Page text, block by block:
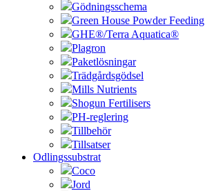
Gödningsschema
Green House Powder Feeding
GHE®/Terra Aquatica®
Plagron
Paketlösningar
Trädgårdsgödsel
Mills Nutrients
Shogun Fertilisers
PH-reglering
Tillbehör
Tillsatser
Odlingssubstrat
Coco
Jord